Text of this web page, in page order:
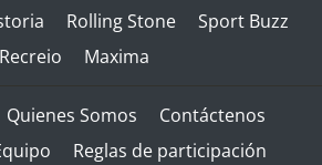
Rolling Stone
Sport Buzz
Recreio
Maxima
Quienes Somos
Contáctenos
Reglas de participación